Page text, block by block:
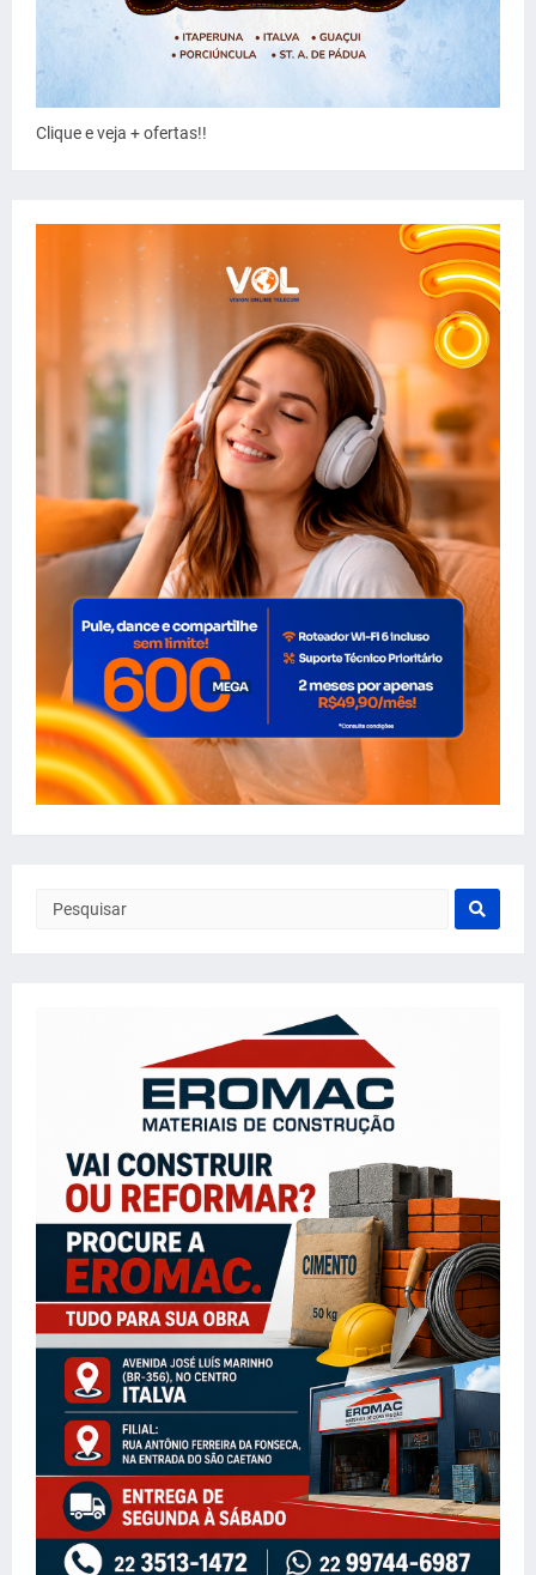
Clique e veja + ofertas!!